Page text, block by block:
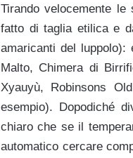
Tirando velocemente
fatto di taglia etilica e
amaricanti del luppolo):
Malto, Chimera di
Xyauyù, Robinsons
esempio). Dopodiché
chiaro che se il
automatico cercare